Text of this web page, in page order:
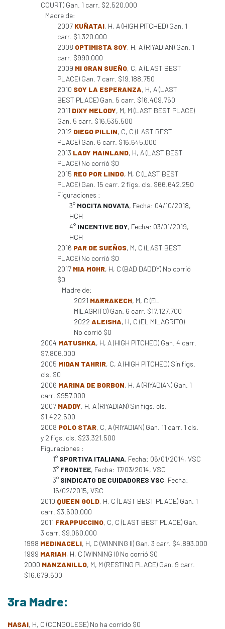
COURT) Gan. 1 carr. $2.520.000
Madre de:
2007 KUÑATAI, H, A (HIGH PITCHED) Gan. 1
carr. $1.320.000
2008 OPTIMISTA SOY, H, A (RIYADIAN) Gan. 1
carr. $990.000
2009 MI GRAN SUEÑO, C, A (LAST BEST
PLACE) Gan. 7 carr. $19.188.750
2010 SOY LA ESPERANZA, H, A (LAST
BEST PLACE) Gan. 5 carr. $16.409.750
2011 DIXY MELODY, M, M (LAST BEST PLACE)
Gan. 5 carr. $16.535.500
2012 DIEGO PILLIN, C, C (LAST BEST
PLACE) Gan. 6 carr. $16.645.000
2013 LADY MAINLAND, H, A (LAST BEST
PLACE) No corrió $0
2015 REO POR LINDO, M, C (LAST BEST
PLACE) Gan. 15 carr. 2 figs. cls. $66.642.250
Figuraciones :
3° MOCITA NOVATA, Fecha: 04/10/2018,
HCH
4° INCENTIVE BOY, Fecha: 03/01/2019,
HCH
2016 PAR DE SUEÑOS, M, C (LAST BEST
PLACE) No corrió $0
2017 MIA MOHR, H, C (BAD DADDY) No corrió
$0
Madre de:
2021 MARRAKECH, M, C (EL
MILAGRITO) Gan. 6 carr. $17.127.700
2022 ALEISHA, H, C (EL MILAGRITO)
No corrió $0
2004 MATUSHKA, H, A (HIGH PITCHED) Gan. 4 carr.
$7.806.000
2005 MIDAN TAHRIR, C, A (HIGH PITCHED) Sin figs.
cls. $0
2006 MARINA DE BORBON, H, A (RIYADIAN) Gan. 1
carr. $957.000
2007 MADDY, H, A (RIYADIAN) Sin figs. cls.
$1.422.500
2008 POLO STAR, C, A (RIYADIAN) Gan. 11 carr. 1 cls.
y 2 figs. cls. $23.321.500
Figuraciones :
1° SPORTIVA ITALIANA, Fecha: 06/01/2014, VSC
3° FRONTEE, Fecha: 17/03/2014, VSC
3° SINDICATO DE CUIDADORES VSC, Fecha:
16/02/2015, VSC
2010 QUEEN GOLD, H, C (LAST BEST PLACE) Gan. 1
carr. $3.600.000
2011 FRAPPUCCINO, C, C (LAST BEST PLACE) Gan.
3 carr. $9.060.000
1998 MEDINACELI, H, C (WINNING II) Gan. 3 carr. $4.893.000
1999 MARIAH, H, C (WINNING II) No corrió $0
2000 MANZANILLO, M, M (RESTING PLACE) Gan. 9 carr.
$16.679.600
3ra Madre:
MASAI, H, C (CONGOLESE) No ha corrido $0